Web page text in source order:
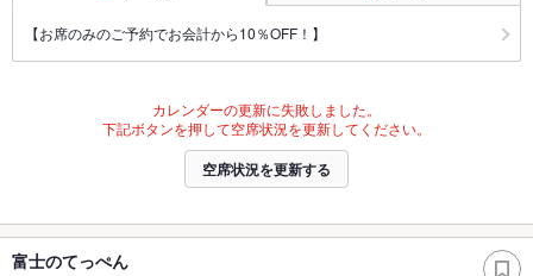
【お席のみのご予約でお会計から10％OFF！】
カレンダーの更新に失敗しました。
下記ボタンを押して空席状況を更新してください。
空席状況を更新する
富士のてっぺん